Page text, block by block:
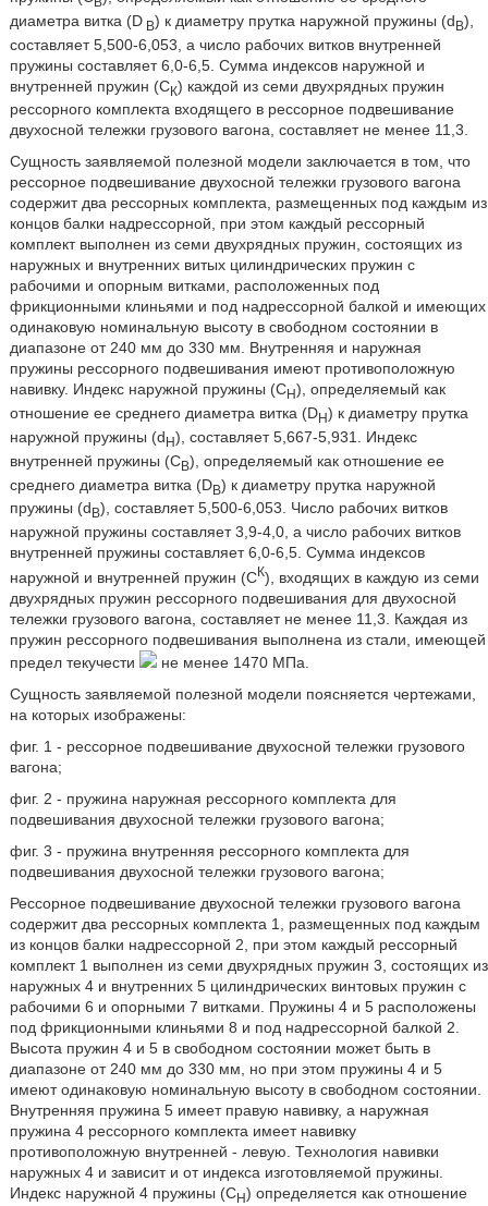
диаметра витка (DВ) к диаметру прутка наружной пружины (dВ),
составляет 5,500-6,053, а число рабочих витков внутренней
пружины составляет 6,0-6,5. Сумма индексов наружной и
внутренней пружин (CК) каждой из семи двухрядных пружин
рессорного комплекта входящего в рессорное подвешивание
двухосной тележки грузового вагона, составляет не менее 11,3.
Сущность заявляемой полезной модели заключается в том, что
рессорное подвешивание двухосной тележки грузового вагона
содержит два рессорных комплекта, размещенных под каждым из
концов балки надрессорной, при этом каждый рессорный
комплект выполнен из семи двухрядных пружин, состоящих из
наружных и внутренних витых цилиндрических пружин с
рабочими и опорным витками, расположенных под
фрикционными клиньями и под надрессорной балкой и имеющих
одинаковую номинальную высоту в свободном состоянии в
диапазоне от 240 мм до 330 мм. Внутренняя и наружная
пружины рессорного подвешивания имеют противоположную
навивку. Индекс наружной пружины (CН), определяемый как
отношение ее среднего диаметра витка (DН) к диаметру прутка
наружной пружины (dН), составляет 5,667-5,931. Индекс
внутренней пружины (CВ), определяемый как отношение ее
среднего диаметра витка (DВ) к диаметру прутка наружной
пружины (d В), составляет 5,500-6,053. Число рабочих витков
наружной пружины составляет 3,9-4,0, а число рабочих витков
внутренней пружины составляет 6,0-6,5. Сумма индексов
наружной и внутренней пружин (CК), входящих в каждую из семи
двухрядных пружин рессорного подвешивания для двухосной
тележки грузового вагона, составляет не менее 11,3. Каждая из
пружин рессорного подвешивания выполнена из стали, имеющей
предел текучести
не менее 1470 МПа.
Сущность заявляемой полезной модели поясняется чертежами,
на которых изображены:
фиг. 1 - рессорное подвешивание двухосной тележки грузового
вагона;
фиг. 2 - пружина наружная рессорного комплекта для
подвешивания двухосной тележки грузового вагона;
фиг. 3 - пружина внутренняя рессорного комплекта для
подвешивания двухосной тележки грузового вагона;
Рессорное подвешивание двухосной тележки грузового вагона
содержит два рессорных комплекта 1, размещенных под каждым
из концов балки надрессорной 2, при этом каждый рессорный
комплект 1 выполнен из семи двухрядных пружин 3, состоящих из
наружных 4 и внутренних 5 цилиндрических винтовых пружин с
рабочими 6 и опорными 7 витками. Пружины 4 и 5 расположены
под фрикционными клиньями 8 и под надрессорной балкой 2.
Высота пружин 4 и 5 в свободном состоянии может быть в
диапазоне от 240 мм до 330 мм, но при этом пружины 4 и 5
имеют одинаковую номинальную высоту в свободном состоянии.
Внутренняя пружина 5 имеет правую навивку, а наружная
пружина 4 рессорного комплекта имеет навивку
противоположную внутренней - левую. Технология навивки
наружных 4 и зависит и от индекса изготовляемой пружины.
Индекс наружной 4 пружины (СН) определяется как отношение